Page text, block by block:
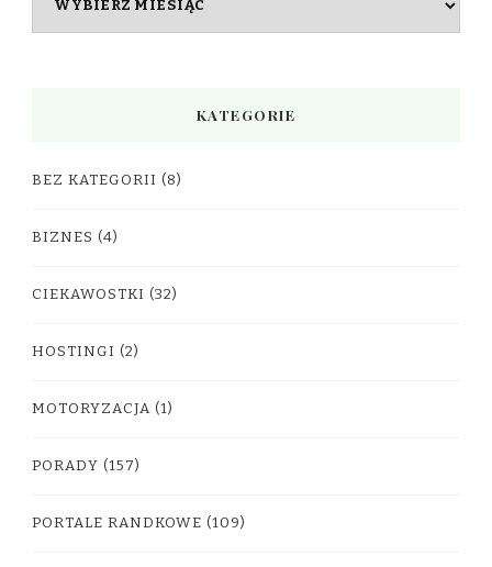
KATEGORIE
BEZ KATEGORII (8)
BIZNES (4)
CIEKAWOSTKI (32)
HOSTINGI (2)
MOTORYZACJA (1)
PORADY (157)
PORTALE RANDKOWE (109)